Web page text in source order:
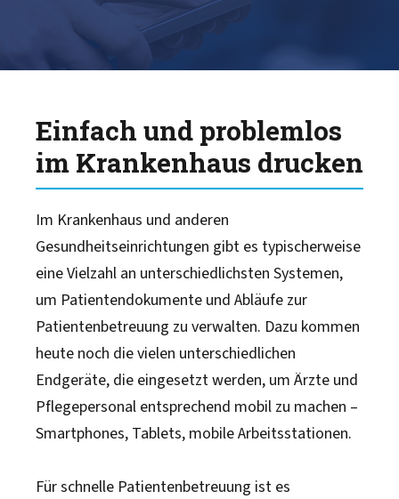
Learn More
Alliances
Einfach und problemlos
im Krankenhaus drucken
Im Krankenhaus und anderen
Gesundheitseinrichtungen gibt es typischerweise
eine Vielzahl an unterschiedlichsten Systemen,
um Patientendokumente und Abläufe zur
Patientenbetreuung zu verwalten. Dazu kommen
heute noch die vielen unterschiedlichen
Endgeräte, die eingesetzt werden, um Ärzte und
Pflegepersonal entsprechend mobil zu machen –
Smartphones, Tablets, mobile Arbeitsstationen.
Für schnelle Patientenbetreuung ist es